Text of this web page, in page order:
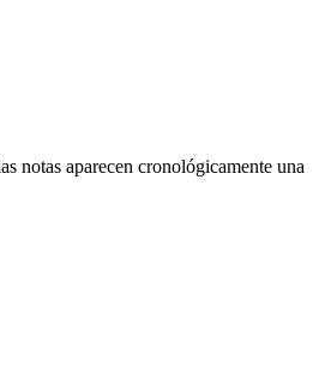
notas aparecen cronológicamente una